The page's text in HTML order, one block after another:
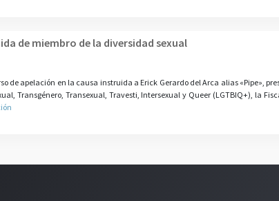
de miembro de la diversidad sexual
de apelación en la causa instruida a Erick Gerardo del Arca alias «Pipe»,
Transgénero, Transexual, Travesti, Intersexual y Queer (LGTBIQ+), la